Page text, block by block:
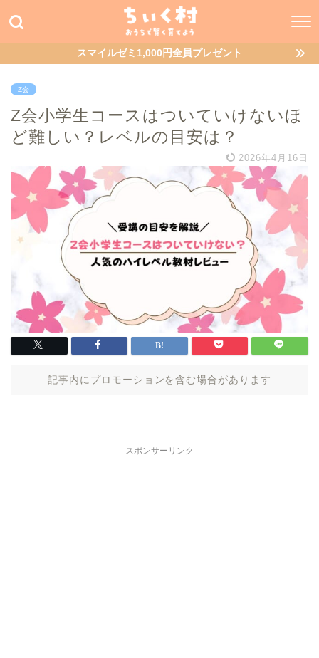
スマイルゼミ1,000円全員プレゼント
Z会
Z会小学生コースはついていけないほ
ど難しい？レベルの目安は？
2026年4月16日
記事内にプロモーションを含む場合があります
スポンサーリンク